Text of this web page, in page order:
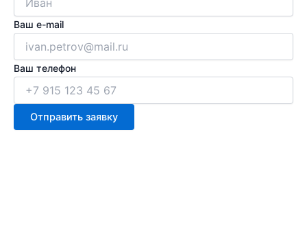
Ваш e-mail
Ваш телефон
Отправить заявку